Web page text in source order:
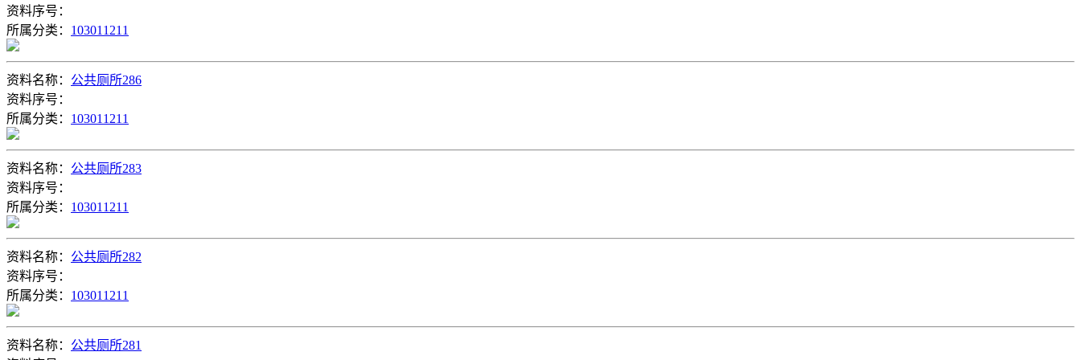
资料序号：
所属分类： 103011211
资料名称： 公共厕所286
资料序号：
所属分类： 103011211
资料名称： 公共厕所283
资料序号：
所属分类： 103011211
资料名称： 公共厕所282
资料序号：
所属分类： 103011211
资料名称： 公共厕所281